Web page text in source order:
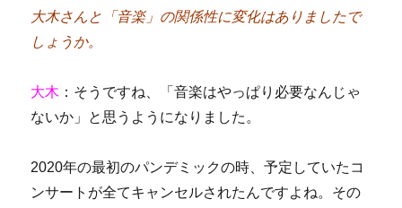
大木さんと「音楽」の関係性に変化はありましたで
しょうか。
大木 ：そうですね、「音楽はやっぱり必要なんじゃ
ないか」と思うようになりました。
2020年の最初のパンデミックの時、予定していたコ
ンサートが全てキャンセルされたんですよね。その